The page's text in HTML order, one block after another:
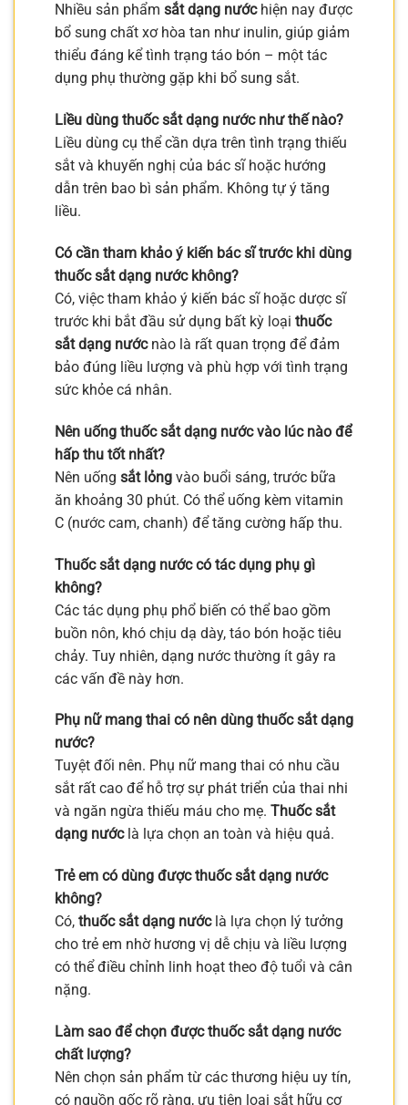
Nhiều sản phẩm sắt dạng nướchiện nay được
bổ sung chất xơ hòa tan như inulin, giúp giảm
thiểu đáng kể tình trạng táo bón – một tác
dụng phụ thường gặp khi bổ sung sắt.
Liều dùng thuốc sắt dạng nước như thế nào?
Liều dùng cụ thể cần dựa trên tình trạng thiếu
sắt và khuyến nghị của bác sĩ hoặc hướng
dẫn trên bao bì sản phẩm. Không tự ý tăng
liều.
Có cần tham khảo ý kiến bác sĩ trước khi dùng
thuốc sắt dạng nước không?
Có, việc tham khảo ý kiến bác sĩ hoặc dược sĩ
trước khi bắt đầu sử dụng bất kỳ loại thuốc
sắt dạng nướcnào là rất quan trọng để đảm
bảo đúng liều lượng và phù hợp với tình trạng
sức khỏe cá nhân.
Nên uống thuốc sắt dạng nước vào lúc nào để
hấp thu tốt nhất?
Nên uống sắt lỏng vào buổi sáng, trước bữa
ăn khoảng 30 phút. Có thể uống kèm vitamin
C (nước cam, chanh) để tăng cường hấp thu.
Thuốc sắt dạng nước có tác dụng phụ gì
không?
Các tác dụng phụ phổ biến có thể bao gồm
buồn nôn, khó chịu dạ dày, táo bón hoặc tiêu
chảy. Tuy nhiên, dạng nước thường ít gây ra
các vấn đề này hơn.
Phụ nữ mang thai có nên dùng thuốc sắt dạng
nước?
Tuyệt đối nên. Phụ nữ mang thai có nhu cầu
sắt rất cao để hỗ trợ sự phát triển của thai nhi
và ngăn ngừa thiếu máu cho mẹ. Thuốc sắt
dạng nướclà lựa chọn an toàn và hiệu quả.
Trẻ em có dùng được thuốc sắt dạng nước
không?
Có, thuốc sắt dạng nướclà lựa chọn lý tưởng
cho trẻ em nhờ hương vị dễ chịu và liều lượng
có thể điều chỉnh linh hoạt theo độ tuổi và cân
nặng.
Làm sao để chọn được thuốc sắt dạng nước
chất lượng?
Nên chọn sản phẩm từ các thương hiệu uy tín,
có nguồn gốc rõ ràng, ưu tiên loại sắt hữu cơ